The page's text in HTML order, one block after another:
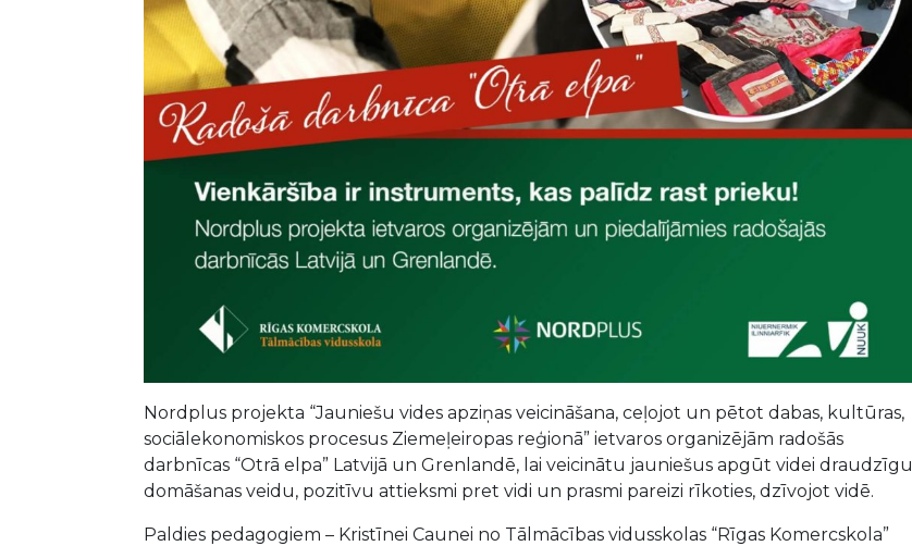
Nordplus projekta “Jauniešu vides apziņas veicināšana, ceļojot un pētot dabas, kultūras,
sociālekonomiskos procesus Ziemeļeiropas reģionā” ietvaros organizējām radošās
darbnīcas “Otrā elpa” Latvijā un Grenlandē, lai veicinātu jauniešus apgūt videi draudzīgu
domāšanas veidu, pozitīvu attieksmi pret vidi un prasmi pareizi rīkoties, dzīvojot vidē.
Paldies pedagogiem – Kristīnei Caunei no Tālmācības vidusskolas “Rīgas Komercskola”